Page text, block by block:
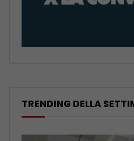
TRENDING DELLA